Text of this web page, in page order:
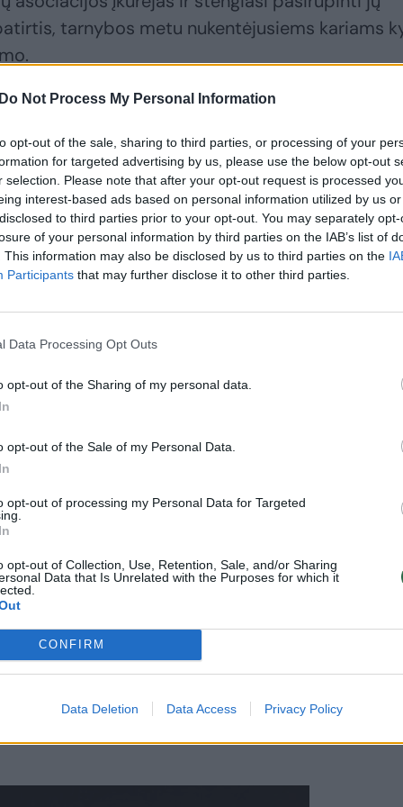
Do Not Process My Personal Information
opt-out of the sale, sharing to third parties, or processing of your
for targeted advertising by us, please use the below opt-out
selection. Please note that after your opt-out request is processed
interest-based ads based on personal information utilized by us
to third parties prior to your opt-out. You may separately
of your personal information by third parties on the IAB’s list of
This information may also be disclosed by us to third parties on the
Participants that may further disclose it to other third parties.
Data Processing Opt Outs
opt-out of the Sharing of my personal data.
opt-out of the Sale of my Personal Data.
opt-out of processing my Personal Data for Targeted
opt-out of Collection, Use, Retention, Sale, and/or Sharing
Data that Is Unrelated with the Purposes for which it
CONFIRM
Data Deletion Data Access Privacy Policy
tarnybos metu nukentėjusiems kariams
filmavimo darbai neseniai buvo baigti.
kolega, taip pat sužeistas karys Marius
instruktavo, kaip atlikti įvairias karines
misijoje Afganistane. 2012 m. gegužės 3 d.
reidas atrodė niekuo neypatingas, bet
patyriau daug kitų sužalojimų, po kurių mėnesį
minimaliais sužeidimais, nepalikusiais
sprogimo židinys buvo po mano sėdyne.
kurie iš karto rimtai reagavo į mano traumą.
iš ten išsiųstas į Vokietiją, kur mėnesį
ne viena operacija, nes dėl sužeidimų grėsė
galūnės buvo žaizdų. Na, ir po truputį
po atsibudimo iš komos pradėjau palengva